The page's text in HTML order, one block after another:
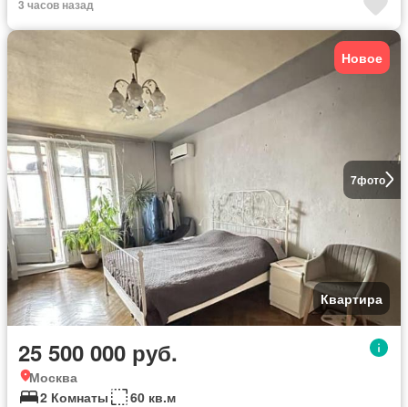
3 часов назад
7фото
Новое
Квартира
25 500 000 руб.
Москва
2 Комнаты
60 кв.м